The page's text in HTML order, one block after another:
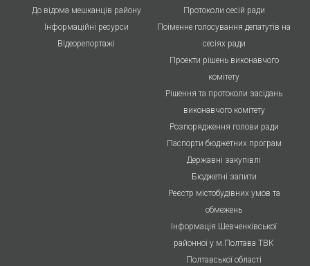
До відома мешканців району
Інформаційні ресурси
Відеорепортажі
Протоколи cесій ради
Поіменне голосування депатутів на
сесіях ради
Проекти рішень виконавчого
комітету
Рішення та протоколи засідань
виконавчого комітету
Розпорядження голови ради
Паспорти бюджетних програм
Державні закупівлі
Бюджетні запити
Реєстр містобудівних умов та
обмежень
Інформація Шевченківської
районної у м.Полтава ТВК
Полтавської області